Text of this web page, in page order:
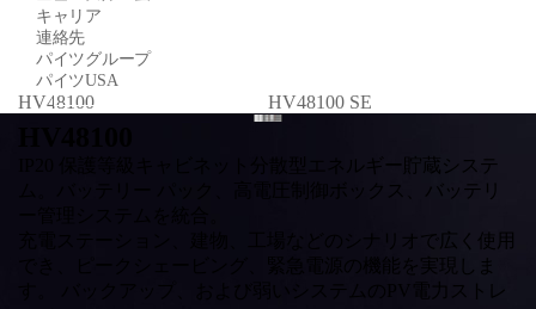
キャリア
連絡先
パイツグループ
パイツUSA
HV48100 HV48100 SE
IP20 保護等級キャビネット分散型エネルギー貯蔵システ
ム。バッテリー パック、高電圧制御ボックス、バッテリ
充電ステーション、建物、工場などのシナリオで広く使用
でき、ピークシェービング、緊急電源の機能を実現しま
す。 バックアップ、および弱いシステムのPV電力ストレ